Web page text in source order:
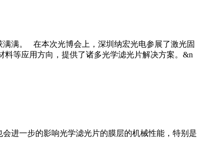
满满。 在本次光博会上，深圳纳宏光电参展了激光固
等应用方向，提供了诸多光学滤光片解决方案。&n
进一步的影响光学滤光片的膜层的机械性能，特别是